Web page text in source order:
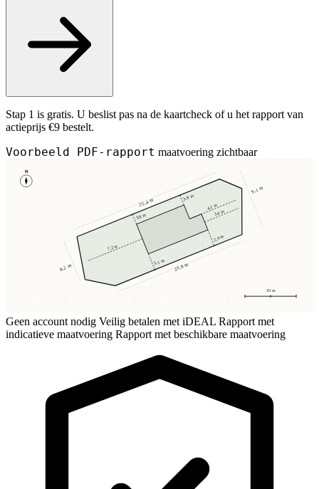
Stap 1 is gratis. U beslist pas na de kaartcheck of u het rapport van
actieprijs €9 bestelt.
Voorbeeld PDF-rapport maatvoering zichtbaar
N
10 m
3,8 m
3,8 m
5,1 m
2,9 m
7,2 m
3,4 m
4,1 m
25,4 m
23,8 m
8,2 m
9,1 m
Geen account nodig Veilig betalen met iDEAL Rapport met
indicatieve maatvoering Rapport met beschikbare maatvoering